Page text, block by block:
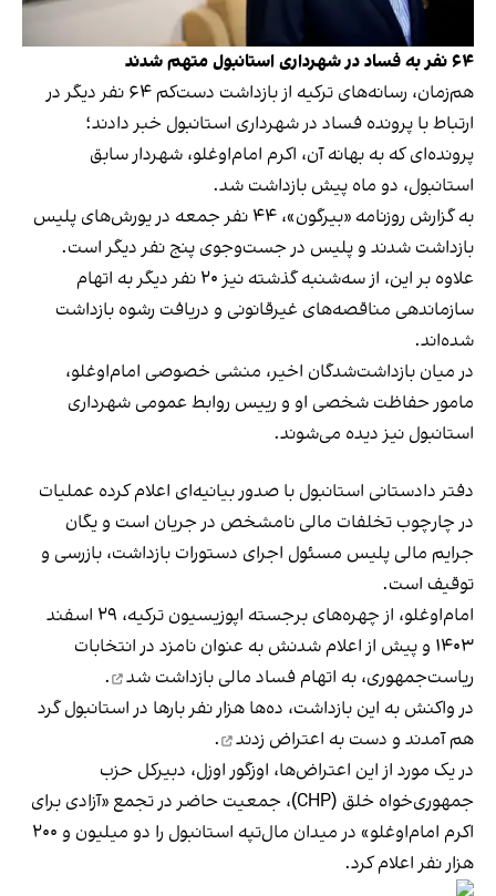
۶۴ نفر به فساد در شهرداری استانبول متهم شدند
هم‌زمان، رسانه‌های ترکیه از بازداشت دست‌کم ۶۴ نفر دیگر در
ارتباط با پرونده فساد در شهرداری استانبول خبر دادند؛
پرونده‌ای که به بهانه آن، اکرم امام‌اوغلو، شهردار سابق
استانبول، دو ماه پیش بازداشت شد.
به گزارش روزنامه «بیرگون»، ۴۴ نفر جمعه در یورش‌های پلیس
بازداشت شدند و پلیس در جست‌وجوی پنج نفر دیگر است.
علاوه بر این، از سه‌شنبه گذشته نیز ۲۰ نفر دیگر به اتهام
سازماندهی مناقصه‌های غیرقانونی و دریافت رشوه بازداشت
شده‌اند.
در میان بازداشت‌شدگان اخیر، منشی خصوصی امام‌اوغلو،
مامور حفاظت شخصی او و رییس روابط عمومی شهرداری
استانبول نیز دیده می‌شوند.
دفتر دادستانی استانبول با صدور بیانیه‌ای اعلام کرده عملیات
در چارچوب تخلفات مالی نامشخص در جریان است و یگان
جرایم مالی پلیس مسئول اجرای دستورات بازداشت، بازرسی و
توقیف است.
امام‌اوغلو، از چهره‌های برجسته اپوزیسیون ترکیه، ۲۹ اسفند
۱۴۰۳ و پیش از اعلام شدنش به عنوان نامزد در انتخابات
ریاست‌جمهوری، به اتهام فساد مالی بازداشت شد
.
در واکنش به این بازداشت، ده‌ها هزار نفر بارها در استانبول گرد
هم آمدند و دست به اعتراض زدند
.
در یک مورد از این اعتراض‌ها، اوزگور اوزل، دبیرکل حزب
جمهوری‌خواه خلق (CHP)، جمعیت حاضر در تجمع «آزادی برای
اکرم امام‌اوغلو» در میدان مال‌تپه استانبول را دو میلیون و ۲۰۰
هزار نفر اعلام کرد.